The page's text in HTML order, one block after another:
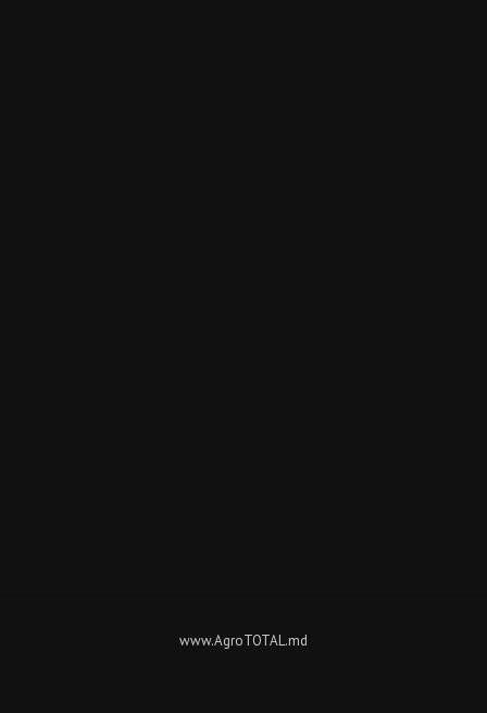
www.AgroTOTAL.md